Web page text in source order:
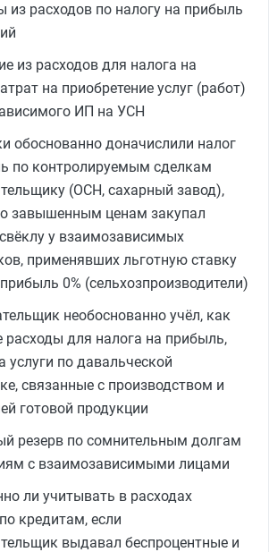
из расходов по налогу на прибыль
из расходов для налога на
на приобретение услуг (работ)
ИП на УСН
обоснованно доначислили налог
по контролируемым сделкам
(ОСН, сахарный завод),
завышенным ценам закупал
у взаимозависимых
применявших льготную ставку
0% (сельхозпроизводители)
необоснованно учёл, как
расходы для налога на прибыль,
услуги по давальческой
связанные с производством и
готовой продукции
резерв по сомнительным долгам
с взаимозависимыми лицами
ли учитывать в расходах
кредитам, если
выдавал беспроцентные и